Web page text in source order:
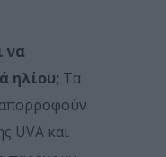
να
ηλίου; Τα
απορροφούν
UVA και